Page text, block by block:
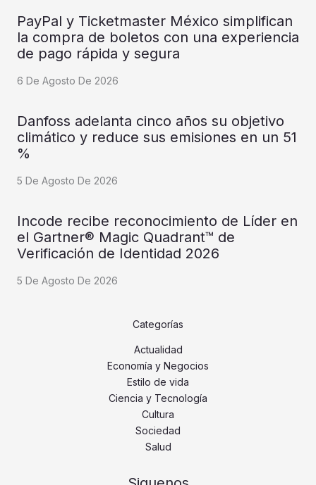
PayPal y Ticketmaster México simplifican
la compra de boletos con una experiencia
de pago rápida y segura
6 De Agosto De 2026
Danfoss adelanta cinco años su objetivo
climático y reduce sus emisiones en un 51
%
5 De Agosto De 2026
Incode recibe reconocimiento de Líder en
el Gartner® Magic Quadrant™ de
Verificación de Identidad 2026
5 De Agosto De 2026
Categorías
Actualidad
Economía y Negocios
Estilo de vida
Ciencia y Tecnología
Cultura
Sociedad
Salud